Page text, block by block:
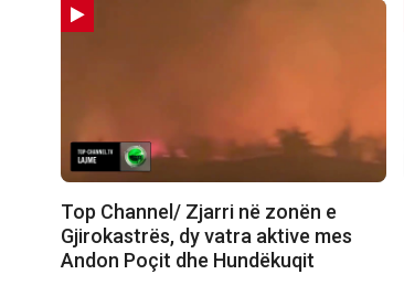
Top Channel/ Zjarri në zonën e
Gjirokastrës, dy vatra aktive mes
Andon Poçit dhe Hundëkuqit